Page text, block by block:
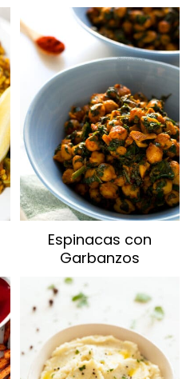
Espinacas con
Garbanzos